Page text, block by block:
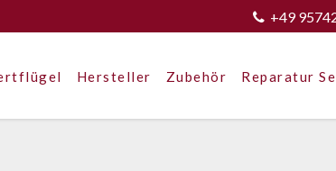
+49
Hersteller Zubehör Reparatur